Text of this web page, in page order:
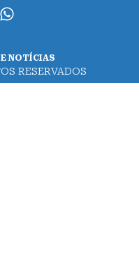
NOTÍCIAS
RESERVADOS